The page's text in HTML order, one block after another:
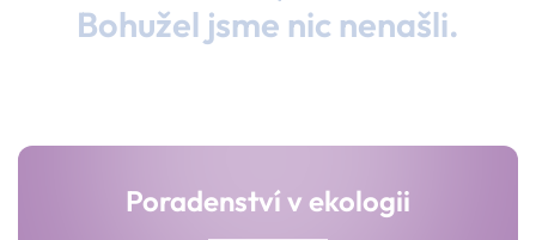
Bohužel jsme nic nenašli.
Poradenství v ekologii